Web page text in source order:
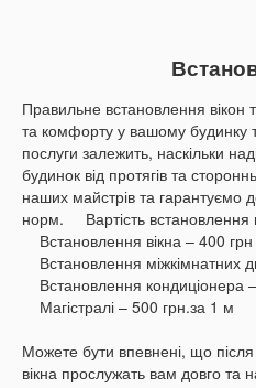
Правильне встановлення вікон
та комфорту у вашому будинку
послуги залежить, наскільки
будинок від протягів та
наших майстрів та гарантуємо
норм. Вартість встановлення
Встановлення вікна – 400 грн
Встановлення міжкімнатних
Встановлення кондиціонера
Магістралі – 500 грн.за 1 м
Можете бути впевнені, що
вікна прослужать вам довго та